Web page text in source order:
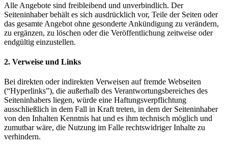
Alle Angebote sind freibleibend und unverbindlich. Der
Seiteninhaber behält es sich ausdrücklich vor, Teile der Seiten oder
das gesamte Angebot ohne gesonderte Ankündigung zu verändern,
zu ergänzen, zu löschen oder die Veröffentlichung zeitweise oder
endgültig einzustellen.
2. Verweise und Links
Bei direkten oder indirekten Verweisen auf fremde Webseiten
(“Hyperlinks”), die außerhalb des Verantwortungsbereiches des
Seiteninhabers liegen, würde eine Haftungsverpflichtung
ausschließlich in dem Fall in Kraft treten, in dem der Seiteninhaber
von den Inhalten Kenntnis hat und es ihm technisch möglich und
zumutbar wäre, die Nutzung im Falle rechtswidriger Inhalte zu
verhindern.